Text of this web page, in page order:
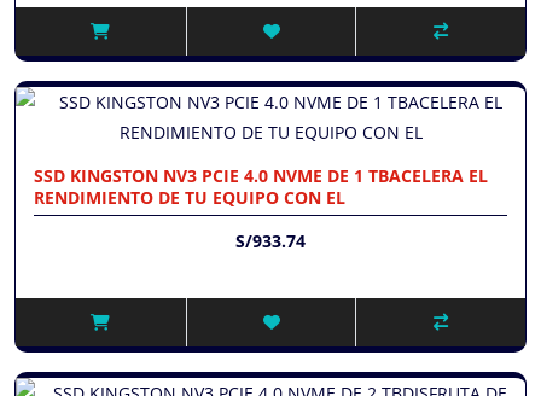
SSD KINGSTON NV3 PCIE 4.0 NVME DE 1 TBACELERA EL
RENDIMIENTO DE TU EQUIPO CON EL
S/933.74